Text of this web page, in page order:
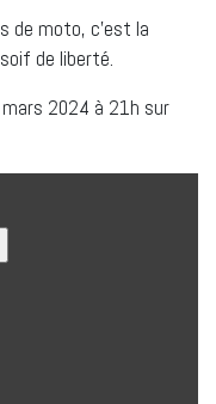
de moto, c’est la
de liberté.
2024 à 21h sur